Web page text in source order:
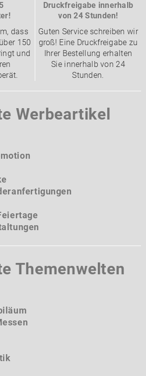
dass
150
und
Druckfreigabe innerhalb
von 24 Stunden!
Guten Service schreiben wir
groß! Eine Druckfreigabe zu
Ihrer Bestellung erhalten
Sie innerhalb von 24
Stunden.
Werbeartikel
Themenwelten